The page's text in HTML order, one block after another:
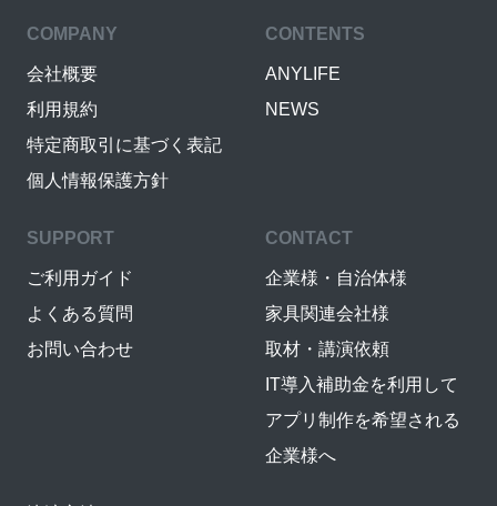
COMPANY
会社概要
利用規約
特定商取引に基づく表記
個人情報保護方針
CONTENTS
ANYLIFE
NEWS
SUPPORT
ご利用ガイド
よくある質問
お問い合わせ
CONTACT
企業様・自治体様
家具関連会社様
取材・講演依頼
IT導入補助金を利用して
アプリ制作を希望される
企業様へ